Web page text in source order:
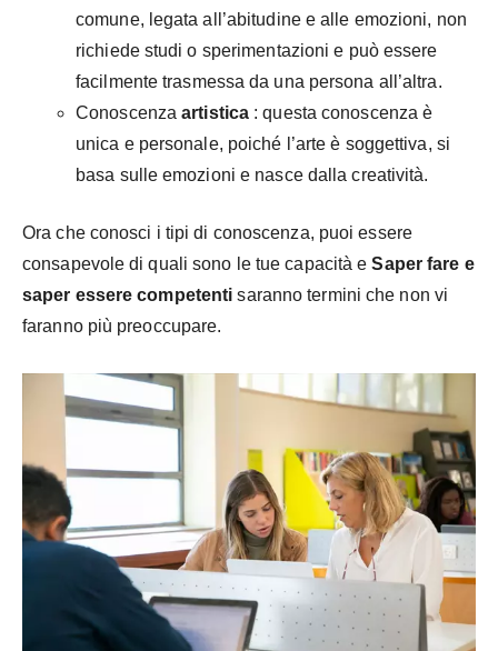
comune, legata all’abitudine e alle emozioni, non
richiede studi o sperimentazioni e può essere
facilmente trasmessa da una persona all’altra.
Conoscenzaartistica : questa conoscenza è
unica e personale, poiché l’arte è soggettiva, si
basa sulle emozioni e nasce dalla creatività.
Ora che conosci i tipi di conoscenza, puoi essere
consapevole di quali sono le tue capacità eSaper fare e
saper essere competenti saranno termini che non vi
faranno più preoccupare.